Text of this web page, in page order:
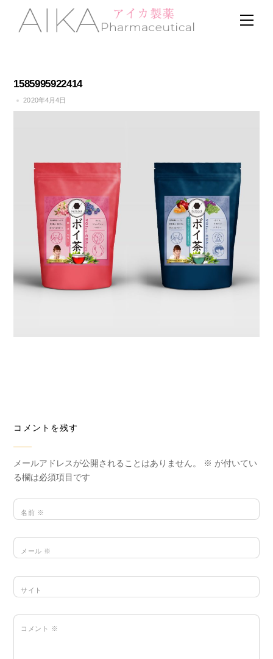
content
1585995922414
2020年4月4日
コメントを残す
メールアドレスが公開されることはありません。 ※ が付いてい
る欄は必須項目です
名前 ※
メール ※
サイト
コメント ※